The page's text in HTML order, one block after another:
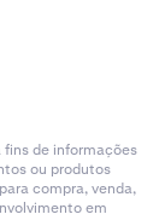
de informações
ou produtos
compra, venda,
em